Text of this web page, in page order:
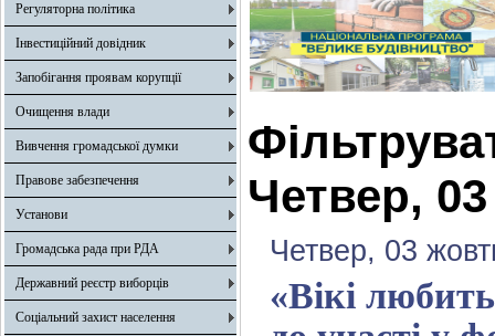
Регуляторна політика
Інвестиційний довідник
Запобігання проявам корупції
Очищення влади
Вивчення громадської думки
Правове забезпечення
Установи
Громадська рада при РДА
Державний реєстр виборців
Соціальний захист населення
Четвер,
Четвер, 03
«Вікі